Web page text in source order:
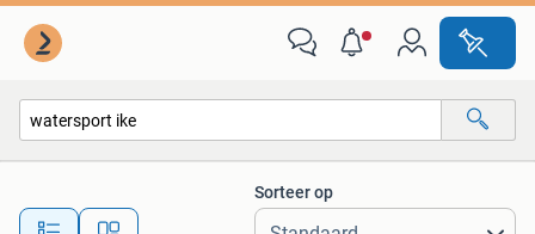
Alle afstanden…
Sorteer op